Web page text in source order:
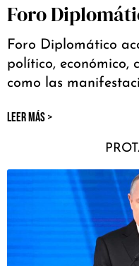
Foro
Foro Diplomático
político, económico,
como las
LEER MÁS >